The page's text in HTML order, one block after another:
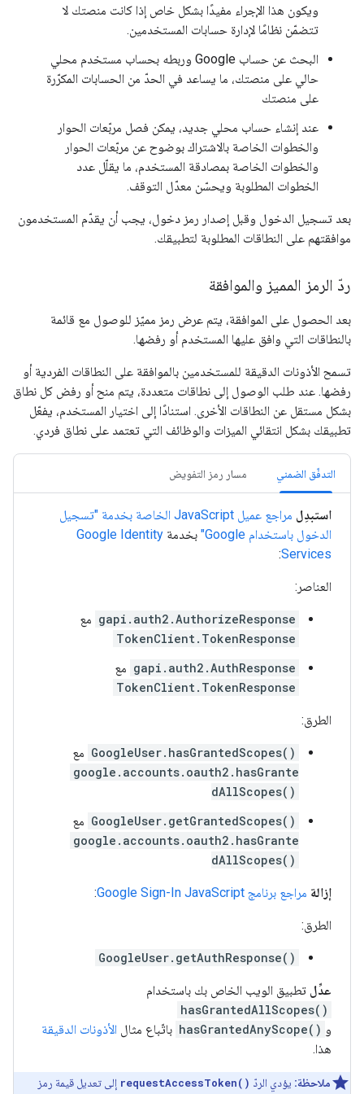
ويكون هذا الإجراء مفيدًا بشكل خاص إذا كانت منصتك لا
تتضمّن نظامًا لإدارة حسابات المستخدمين.
البحث عن حساب Google وربطه بحساب مستخدم محلي
حالي على منصتك، ما يساعد في الحدّ من الحسابات المكرّرة
على منصتك
عند إنشاء حساب محلي جديد، يمكن فصل مربّعات الحوار
والخطوات الخاصة بالاشتراك بوضوح عن مربّعات الحوار
والخطوات الخاصة بمصادقة المستخدم، ما يقلّل عدد
الخطوات المطلوبة ويحسّن معدّل التوقف.
بعد تسجيل الدخول وقبل إصدار رمز دخول، يجب أن يقدّم المستخدمون
موافقتهم على النطاقات المطلوبة لتطبيقك.
ردّ الرمز المميز والموافقة
بعد الحصول على الموافقة، يتم عرض رمز مميّز للوصول مع قائمة
بالنطاقات التي وافق عليها المستخدم أو رفضها.
تسمح الأذونات الدقيقة للمستخدمين بالموافقة على النطاقات الفردية أو
رفضها. عند طلب الوصول إلى نطاقات متعددة، يتم منح أو رفض كل نطاق
بشكل مستقل عن النطاقات الأخرى. استنادًا إلى اختيار المستخدم، يفعّل
تطبيقك بشكل انتقائي الميزات والوظائف التي تعتمد على نطاق فردي.
التدفّق الضمني مسار رمز التفويض
استبدِل
مراجع عميل JavaScript الخاصة بخدمة "تسجيل
الدخول باستخدام Google"
بخدمة Google Identity
Services
:
العناصر:
gapi.auth2.AuthorizeResponse مع
TokenClient.TokenResponse
gapi.auth2.AuthResponse مع
TokenClient.TokenResponse
الطرق:
GoogleUser.hasGrantedScopes() مع
google.accounts.oauth2.hasGrante
dAllScopes()
GoogleUser.getGrantedScopes() مع
google.accounts.oauth2.hasGrante
dAllScopes()
إزالة مراجع برنامج Google Sign-In JavaScript :
الطرق:
GoogleUser.getAuthResponse()
عدِّل تطبيق الويب الخاص بك باستخدام
hasGrantedAllScopes()
و hasGrantedAnyScope() باتّباع مثال الأذونات الدقيقة
هذا.
ملاحظة: يؤدي الردّ requestAccessToken() إلى تعديل قيمة رمز